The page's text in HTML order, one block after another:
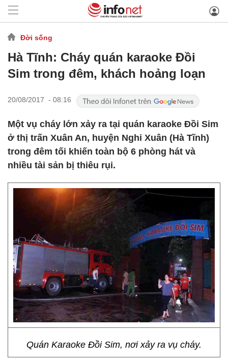
Đời sống
Hà Tĩnh: Cháy quán karaoke Đồi
Sim trong đêm, khách hoảng loạn
20/08/2017 - 08:16
Một vụ cháy lớn xảy ra tại quán karaoke Đồi Sim
ở thị trấn Xuân An, huyện Nghi Xuân (Hà Tĩnh)
trong đêm tối khiến toàn bộ 6 phòng hát và
nhiều tài sản bị thiêu rụi.
Quán Karaoke Đồi Sim, nơi xảy ra vụ cháy.